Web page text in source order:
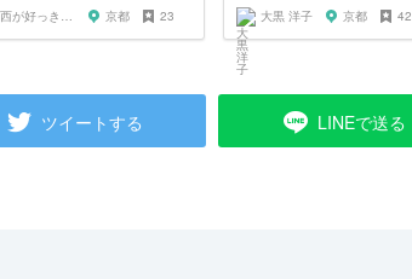
関西が好っきゃねん 京都 23 大黒 洋子 京都 42
ツイートする LINEで送る